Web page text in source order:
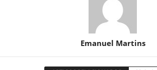
Emanuel Martins